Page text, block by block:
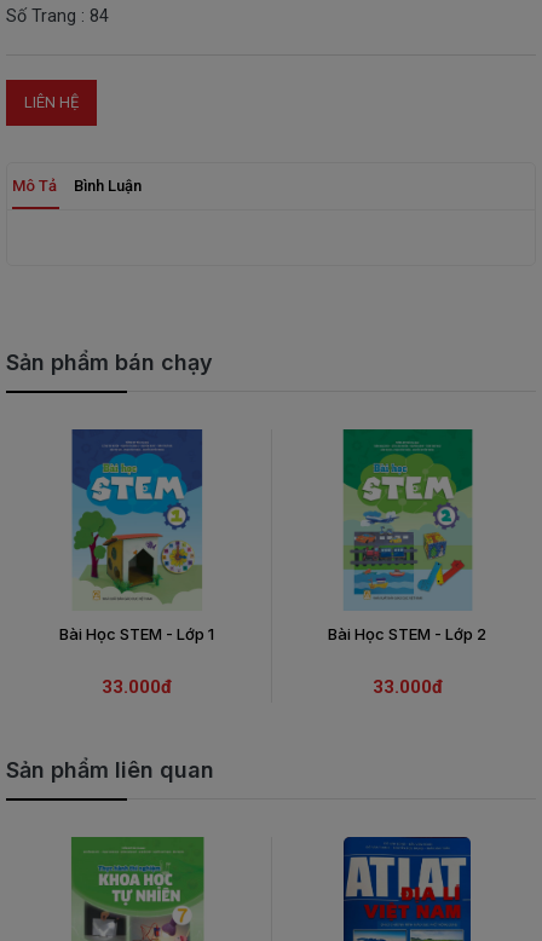
SÁCH
THIẾU
SÁCH
SÁCH
NGOẠI
HỌC
SINH
TẶNG
THIẾT
Số Trang : 84
LIÊN HỆ
Mô Tả Bình Luận
Sản phẩm bán chạy
Bài Học STEM - Lớp 1
33.000đ
Bài Học STEM - Lớp 2
33.000đ
Sản phẩm liên quan